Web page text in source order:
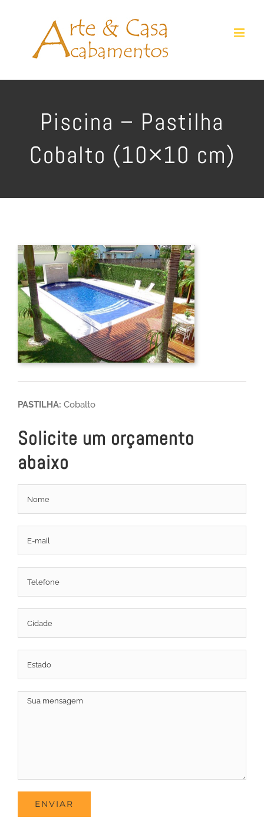
Piscina – Pastilha
Cobalto (10×10 cm)
PASTILHA: Cobalto
Solicite um orçamento
abaixo